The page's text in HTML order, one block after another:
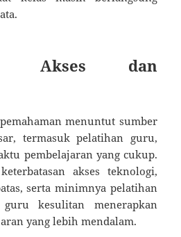
Akses dan
menuntut sumber
termasuk pelatihan guru,
pembelajaran yang cukup.
akses teknologi,
serta minimnya pelatihan
guru kesulitan menerapkan
yang lebih mendalam.